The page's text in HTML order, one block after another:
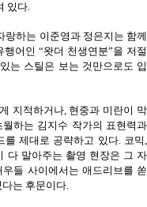
있다.
랑하는 이준영과 정은지는 함께
행어인 “왓더 천생연분”을 저절
는 스틸은 보는 것만으로도 입
지적하거나, 현중과 미란이 막
하는 김지수 작가의 표현력과
를 제대로 공략하고 있다. 코믹,
다 말아주는 촬영 현장은 그 자
들 사이에서는 애드리브를 쏟
는 후문이다.